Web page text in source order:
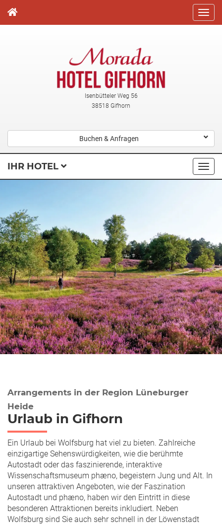
zum
Inhalt
Isenbütteler Weg 56
38518 Gifhorn
Buchen & Anfragen
IHR HOTEL
Arrangements in der Region Lüneburger
Heide
Urlaub in Gifhorn
Ein Urlaub bei Wolfsburg hat viel zu bieten. Zahlreiche
einzigartige Sehenswürdigkeiten, wie die berühmte
Autostadt oder das faszinierende, interaktive
Wissenschaftsmuseum phæno, begeistern Jung und Alt. In
unseren attraktiven Angeboten, wie der Faszination
Autostadt und phæno, haben wir den Eintritt in diese
besonderen Attraktionen bereits inkludiert. Neben
Wolfsburg sind Sie auch sehr schnell in der Löwenstadt